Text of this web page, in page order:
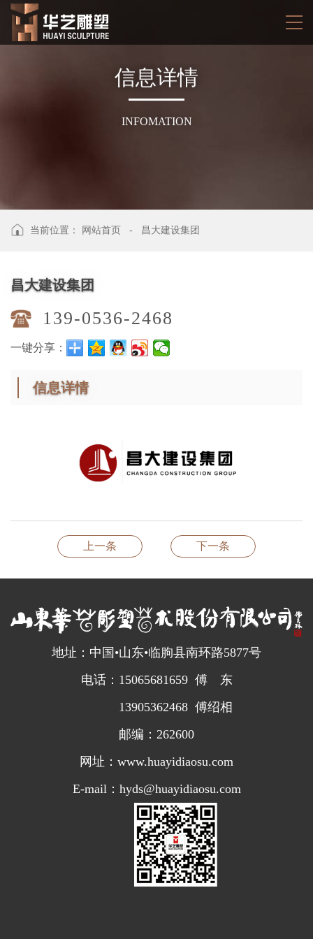
信息详情
INFOMATION
当前位置： 网站首页 - 昌大建设集团
昌大建设集团
139-0536-2468
一键分享：
信息详情
上一条 下一条
地址：中国•山东•临朐县南环路5877号
电话：15065681659 傅 东
13905362468 傅绍相
邮编：262600
网址：www.huayidiaosu.com
E-mail：hyds@huayidiaosu.com